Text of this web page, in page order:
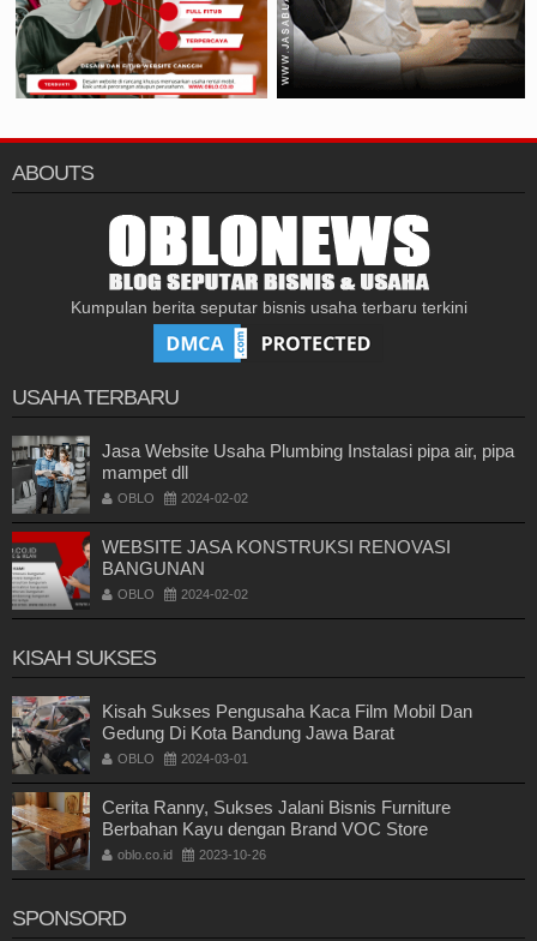
ABOUTS
Kumpulan berita seputar bisnis usaha terbaru terkini
USAHA TERBARU
Jasa Website Usaha Plumbing Instalasi pipa air, pipa
mampet dll
OBLO 2024-02-02
WEBSITE JASA KONSTRUKSI RENOVASI
BANGUNAN
OBLO 2024-02-02
KISAH SUKSES
Kisah Sukses Pengusaha Kaca Film Mobil Dan
Gedung Di Kota Bandung Jawa Barat
OBLO 2024-03-01
Cerita Ranny, Sukses Jalani Bisnis Furniture
Berbahan Kayu dengan Brand VOC Store
oblo.co.id 2023-10-26
SPONSORD